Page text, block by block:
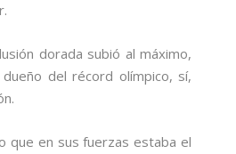
dorada subió al máximo,
del récord olímpico, sí,
que en sus fuerzas estaba el